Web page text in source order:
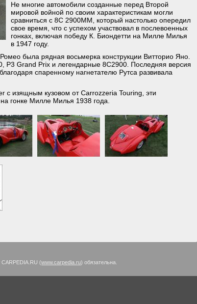
Не многие автомобили созданные перед Второй
мировой войной по своим характеристикам могли
сравниться с 8C 2900MM, который настолько опередил
свое время, что с успехом участвовал в послевоенных
гонках, включая победу К. Биондетти на Милле Милья
в 1947 году.
была рядная восьмерка конструкции Витторио Яно.
Grand Prix и легендарные 8С2900. Последняя версия
спаренному нагнетателю Рутса развивала
с изящным кузовом от Carrozzeria Touring, эти
гонке Милле Милья 1938 года.
CARPEDIA.RU (www.carpedia.ru) обязательна.